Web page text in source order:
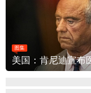
图集
云南